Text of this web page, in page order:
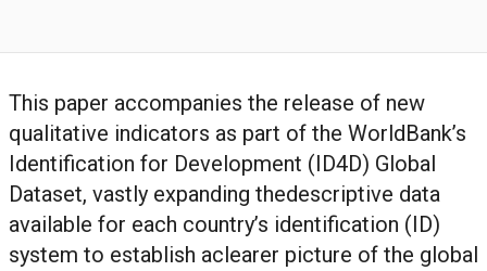
This paper accompanies the release of new
qualitative indicators as part of the WorldBank’s
Identification for Development (ID4D) Global
Dataset, vastly expanding thedescriptive data
available for each country’s identification (ID)
system to establish aclearer picture of the global